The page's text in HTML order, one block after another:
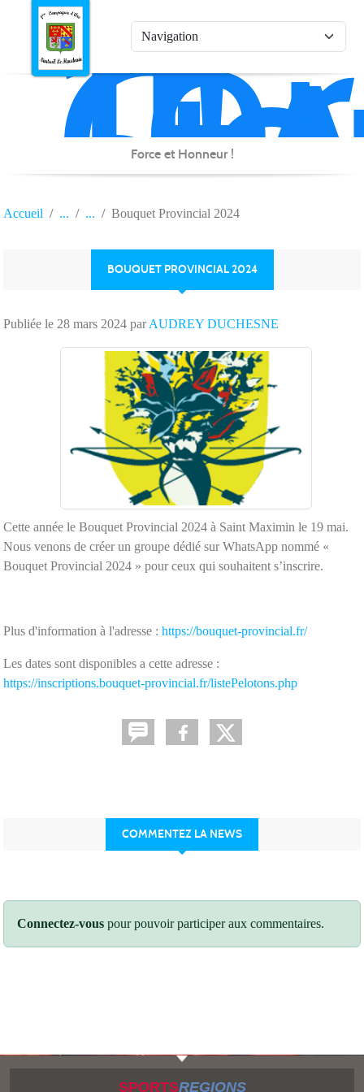
de
Force et Honneur !
Accueil Bouquet Provincial 2024
BOUQUET PROVINCIAL 2024
Publiée le 28 mars 2024 parAUDREY DUCHESNE
Cette année le Bouquet Provincial 2024 à Saint Maximin le 19 mai.
Nous venons de créer un groupe dédié sur WhatsApp nommé «
Bouquet Provincial 2024 » pour ceux qui souhaitent s’inscrire.
Plus d'information à l'adresse : https://bouquet-provincial.fr/
Les dates sont disponibles a cette adresse :
https://inscriptions.bouquet-provincial.fr/listePelotons.php
COMMENTEZ LA NEWS
Connectez-vous pour pouvoir participer aux commentaires.
SPORTSREGIONS
Panneau de gestion des cookies